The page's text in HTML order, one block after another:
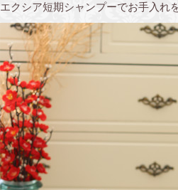
エクシア短期シャンプーでお手入れ